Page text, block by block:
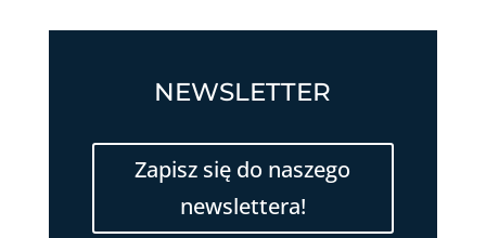
NEWSLETTER
Zapisz się do naszego
newslettera!